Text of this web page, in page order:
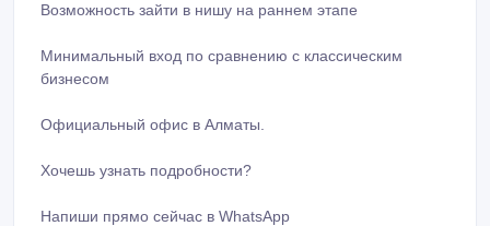
Возможность зайти в нишу на раннем этапе
Минимальный вход по сравнению с классическим
бизнесом
Официальный офис в Алматы.
Хочешь узнать подробности?
Напиши прямо сейчас в WhatsApp